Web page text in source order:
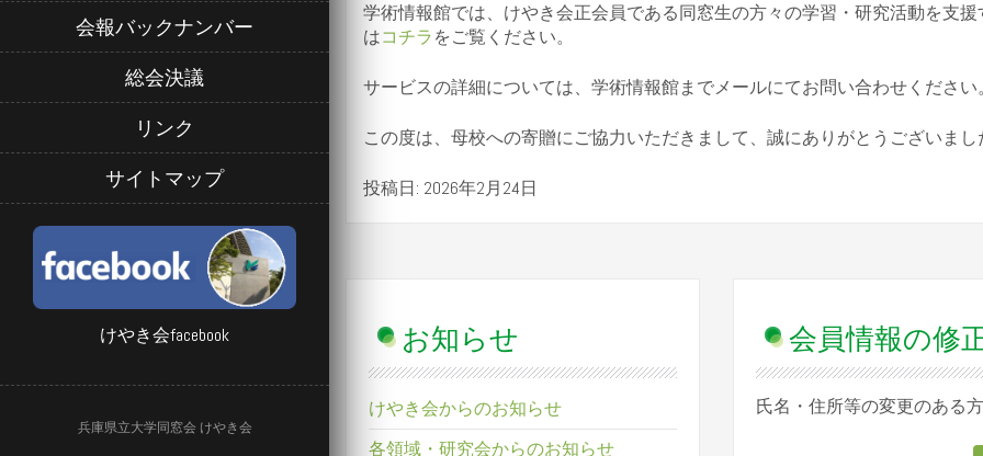
会報バックナンバー
総会決議
リンク
サイトマップ
けやき会facebook
兵庫県立大学同窓会 けやき会
学術情報館では、けやき会正会員である同窓生の方々の学習・研究活動を支
はコチラをご覧ください。
サービスの詳細については、学術情報館までメールにてお問い合わせください
この度は、母校への寄贈にご協力いただきまして、誠にありがとうございま
投稿日: 2026年2月24日
お知らせ
けやき会からのお知らせ
各領域・研究会からのお知らせ
会員情報の修
氏名・住所等の変更のある